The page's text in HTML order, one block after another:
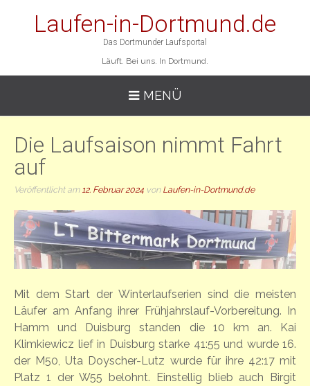
Laufen-in-Dortmund.de
Das Dortmunder Laufsportal
Läuft. Bei uns. In Dortmund.
MENÜ
Die Laufsaison nimmt Fahrt
auf
Veröffentlicht am 12. Februar 2024 von Laufen-in-Dortmund.de
Mit dem Start der Winterlaufserien sind die meisten
Läufer am Anfang ihrer Frühjahrslauf-Vorbereitung. In
Hamm und Duisburg standen die 10 km an. Kai
Klimkiewicz lief in Duisburg starke 41:55 und wurde 16.
der M50, Uta Doyscher-Lutz wurde für ihre 42:17 mit
Platz 1 der W55 belohnt. Einstellig blieb auch Birgit